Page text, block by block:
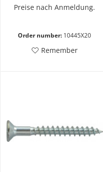
Preise nach Anmeldung.
Order number: 10445X20
Remember